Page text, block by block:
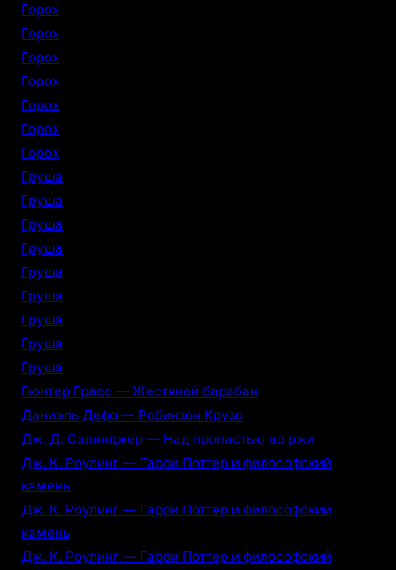
Горох
Горох
Горох
Горох
Горох
Горох
Горох
Груша
Груша
Груша
Груша
Груша
Груша
Груша
Груша
Груша
Гюнтер Грасс — Жестяной барабан
Даниэль Дефо — Робинзон Крузо
Дж. Д. Сэлинджер — Над пропастью во ржи
Дж. К. Роулинг — Гарри Поттер и философский
камень
Дж. К. Роулинг — Гарри Поттер и философский
камень
Дж. К. Роулинг — Гарри Поттер и философский